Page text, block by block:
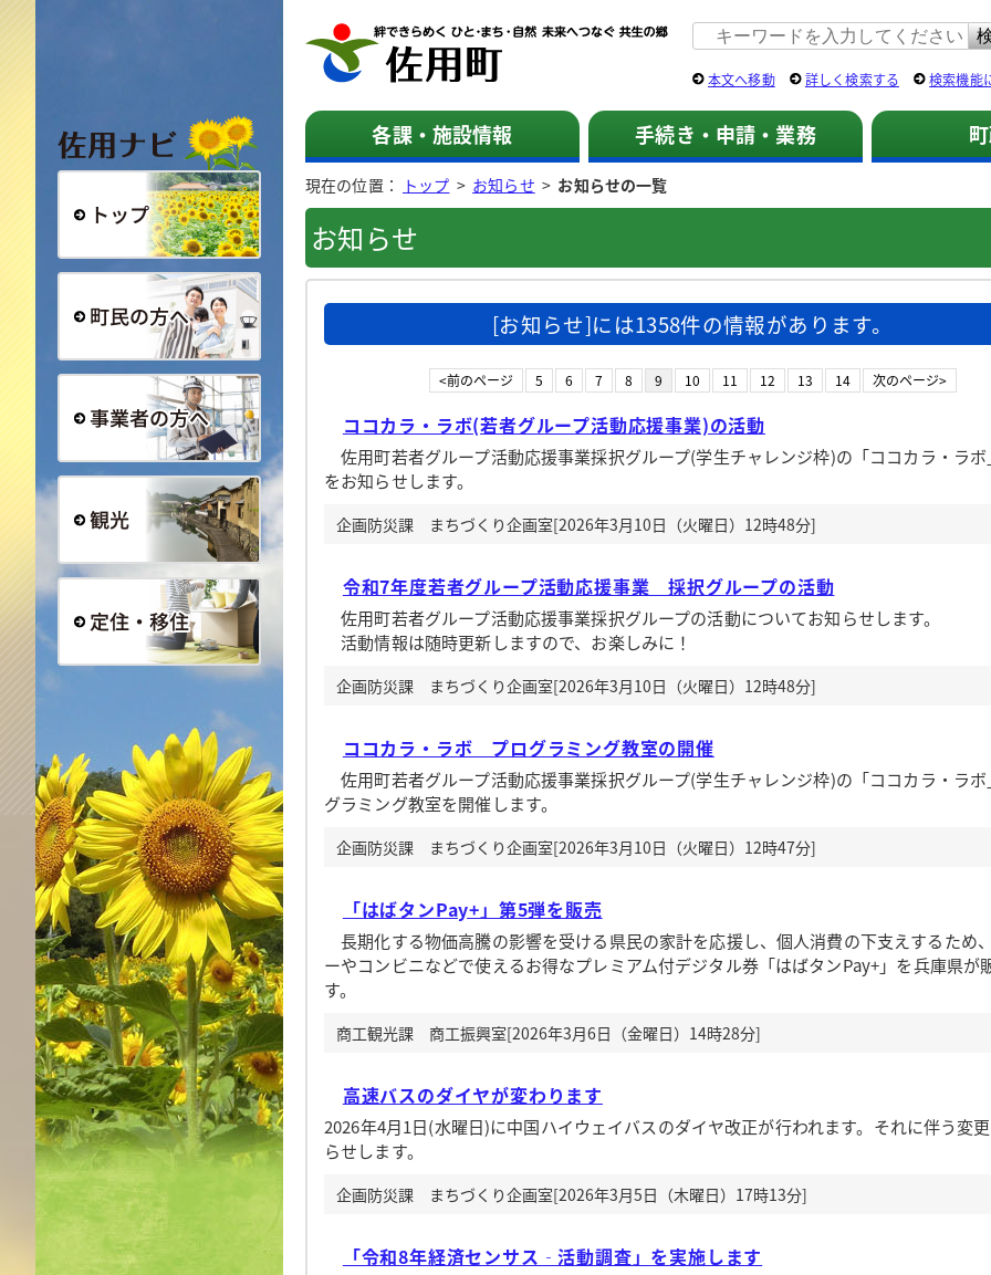
総合トップ
事業者の方へ
定住・移住
佐用町 公式ホームページ
本文へ移動 詳しく検索する 検索機能
各課・施設情報 手続き・申請・業務
現在の位置： トップ > お知らせ > お知らせの一覧
お知らせ
[お知らせ]には1358件の情報があります。
<前のページ 5 6 7 8 9 10 11 12 13 14 次のページ>
ココカラ・ラボ(若者グループ活動応援事業)の活動
佐用町若者グループ活動応援事業採択グループ(学生チャレンジ枠)の「ココカラ・ラ
をお知らせします。
企画防災課 まちづくり企画室[2026年3月10日（火曜日）12時48分]
令和7年度若者グループ活動応援事業 採択グループの活動
佐用町若者グループ活動応援事業採択グループの活動についてお知らせします。
活動情報は随時更新しますので、お楽しみに！
企画防災課 まちづくり企画室[2026年3月10日（火曜日）12時48分]
ココカラ・ラボ プログラミング教室の開催
佐用町若者グループ活動応援事業採択グループ(学生チャレンジ枠)の「ココカラ・ラ
グラミング教室を開催します。
企画防災課 まちづくり企画室[2026年3月10日（火曜日）12時47分]
「はばタンPay+」第5弾を販売
長期化する物価高騰の影響を受ける県民の家計を応援し、個人消費の下支えするため
ーやコンビニなどで使えるお得なプレミアム付デジタル券「はばタンPay+」を兵庫県が
す。
商工観光課 商工振興室[2026年3月6日（金曜日）14時28分]
高速バスのダイヤが変わります
2026年4月1日(水曜日)に中国ハイウェイバスのダイヤ改正が行われます。それに伴う変
らせします。
企画防災課 まちづくり企画室[2026年3月5日（木曜日）17時13分]
「令和8年経済センサス‐活動調査」を実施します